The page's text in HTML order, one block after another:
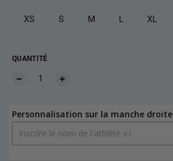
XS S M XL
QUANTITÉ
Personnalisation sur la manche droite